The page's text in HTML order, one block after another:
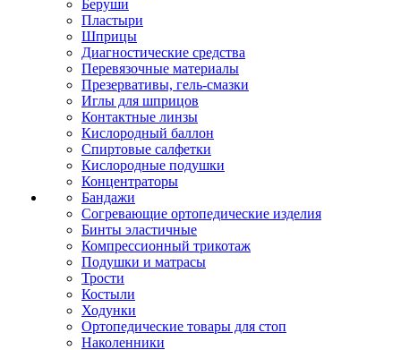
Беруши
Пластыри
Шприцы
Диагностические средства
Перевязочные материалы
Презервативы, гель-смазки
Иглы для шприцов
Контактные линзы
Кислородный баллон
Спиртовые салфетки
Кислородные подушки
Концентраторы
Бандажи
Согревающие ортопедические изделия
Бинты эластичные
Компрессионный трикотаж
Подушки и матрасы
Трости
Костыли
Ходунки
Ортопедические товары для стоп
Наколенники